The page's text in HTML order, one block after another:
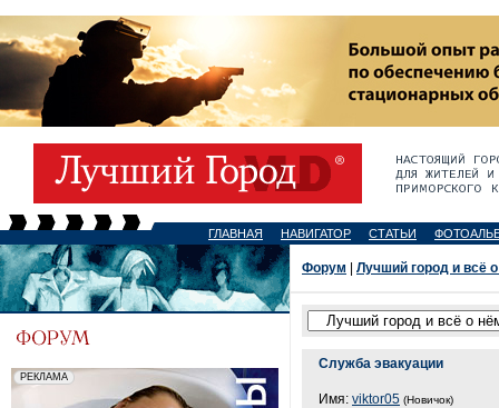
ГЛАВНАЯ НАВИГАТОР СТАТЬИ
Форум Лучший город и всё
Служба эвакуации
Имя: viktor05 (Новичок)